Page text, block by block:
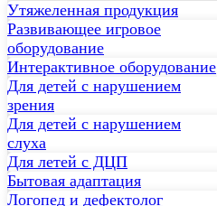
Утяжеленная продукция
Развивающее игровое
оборудование
Интерактивное оборудование
Для детей с нарушением
зрения
Для детей с нарушением
слуха
Для летей с ДЦП
Бытовая адаптация
Логопед и дефектолог